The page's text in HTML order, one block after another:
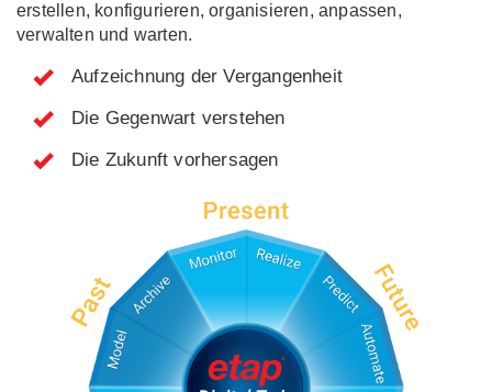
erstellen, konfigurieren, organisieren, anpassen,
verwalten und warten.
Aufzeichnung der Vergangenheit
Die Gegenwart verstehen
Die Zukunft vorhersagen